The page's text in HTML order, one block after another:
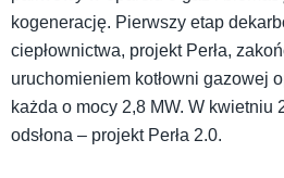
kogenerację. Pierwszy etap
ciepłownictwa, projekt Perła,
uruchomieniem kotłowni gazowej
każda o mocy 2,8 MW. W kwietniu
odsłona – projekt Perła 2.0.